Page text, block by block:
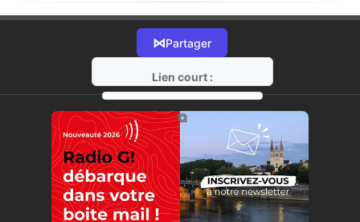
⋈Partager
Lien court :
https://radio-g.fr?7305
⧉